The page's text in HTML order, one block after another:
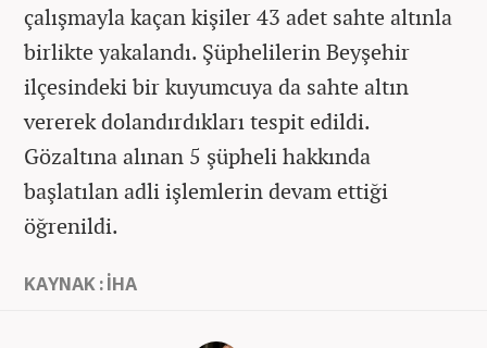
çalışmayla kaçan kişiler 43 adet sahte altınla
birlikte yakalandı. Şüphelilerin Beyşehir
ilçesindeki bir kuyumcuya da sahte altın
vererek dolandırdıkları tespit edildi.
Gözaltına alınan 5 şüpheli hakkında
başlatılan adli işlemlerin devam ettiği
öğrenildi.
KAYNAK : İHA